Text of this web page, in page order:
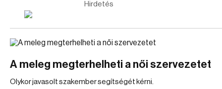
Hirdetés
A meleg megterhelheti a női szervezetet
Olykor javasolt szakember segítségét kérni.